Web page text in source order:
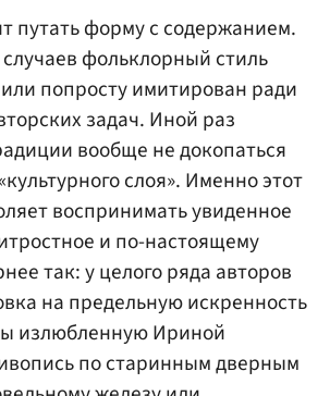
путать форму с содержанием.
фольклорный стиль
попросту имитирован ради
задач. Иной раз
вообще не докопаться
слоя». Именно этот
воспринимать увиденное
и по-настоящему
так: у целого ряда авторов
на предельную искренность
излюбленную Ириной
по старинным дверным